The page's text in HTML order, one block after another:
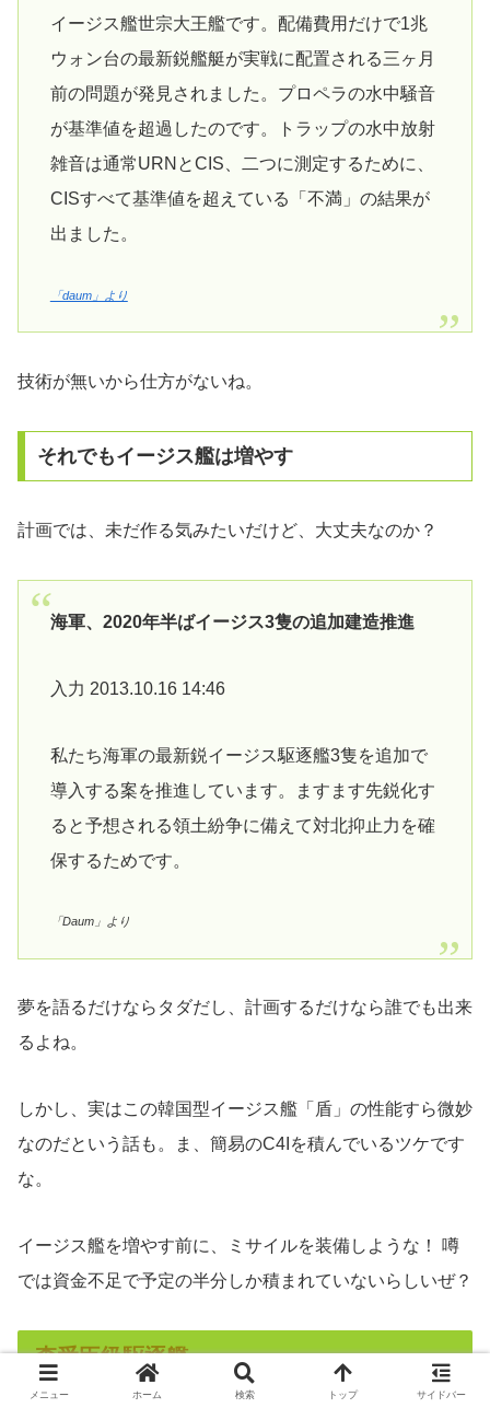
イージス艦世宗大王艦です。配備費用だけで1兆
ウォン台の最新鋭艦艇が実戦に配置される三ヶ月
前の問題が発見されました。プロペラの水中騒音
が基準値を超過したのです。トラップの水中放射
雑音は通常URNとCIS、二つに測定するために、
CISすべて基準値を超えている「不満」の結果が
出ました。
「daum」より
技術が無いから仕方がないね。
それでもイージス艦は増やす
計画では、未だ作る気みたいだけど、大丈夫なのか？
海軍、2020年半ばイージス3隻の追加建造推進
入力 2013.10.16 14:46
私たち海軍の最新鋭イージス駆逐艦3隻を追加で
導入する案を推進しています。ますます先鋭化す
ると予想される領土紛争に備えて対北抑止力を確
保するためです。
「Daum」より
夢を語るだけならタダだし、計画するだけなら誰でも出来
るよね。
しかし、実はこの韓国型イージス艦「盾」の性能すら微妙
なのだという話も。ま、簡易のC4Iを積んでいるツケです
な。
イージス艦を増やす前に、ミサイルを装備しような！ 噂
では資金不足で予定の半分しか積まれていないらしいぜ？
李舜臣級駆逐艦
メニュー ホーム 検索 トップ サイドバー